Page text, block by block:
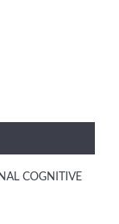
COGNITIVE